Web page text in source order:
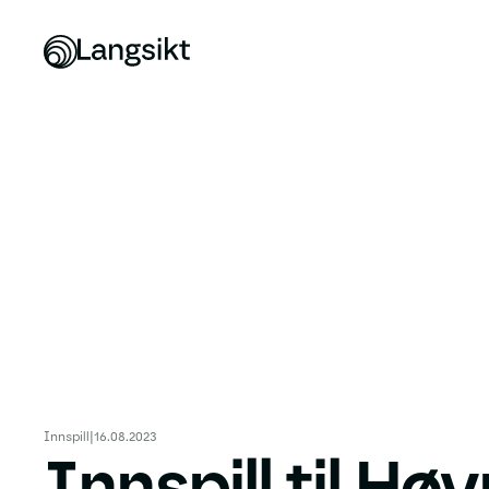
Innspill 16.08.2023